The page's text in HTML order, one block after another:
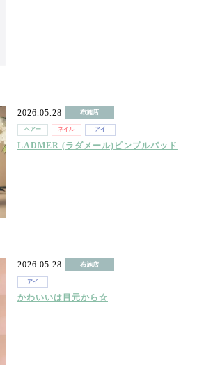
2026.05.28 布施店
ヘアー ネイル アイ
LADMER (ラダメール)ピンプルパッド
2026.05.28 布施店
アイ
かわいいは目元から☆